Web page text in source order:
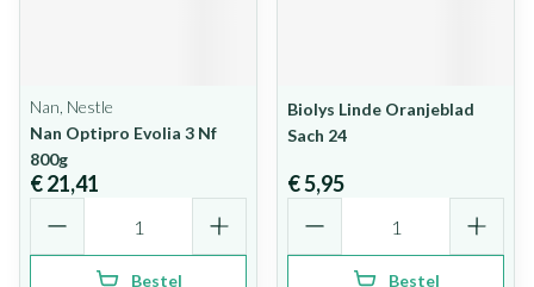
Nan, Nestle
Nan Optipro Evolia 3 Nf
800g
€ 21,41
Bestel
Biolys Linde Oranjeblad
Sach 24
€ 5,95
Bestel